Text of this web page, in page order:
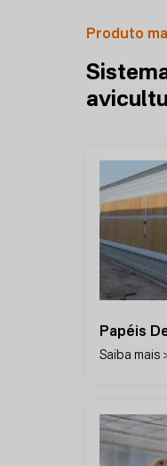
Produto
Papéis
Saiba mais